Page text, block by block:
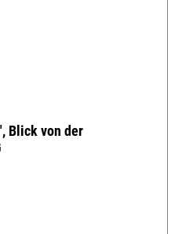
Blick von der